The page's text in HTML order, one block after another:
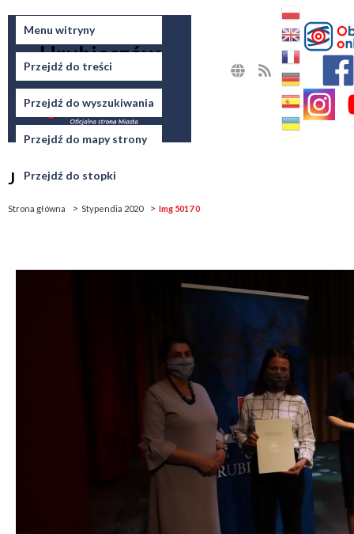
Menu witryny
Przejdź do treści
Przejdź do wyszukiwania
Przejdź do mapy strony
Przejdź do stopki
Miasto
Hrubieszów
Jesteś tutaj
Strona główna Stypendia 2020 Img 5017 0